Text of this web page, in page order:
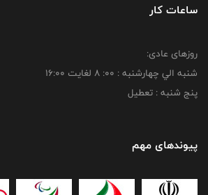
ساعات کار
روزهای عادی:
شنبه الي چهارشنبه : 00: 8 لغايت 16:00
پنج شنبه : تعطیل
پیوندهای مهم